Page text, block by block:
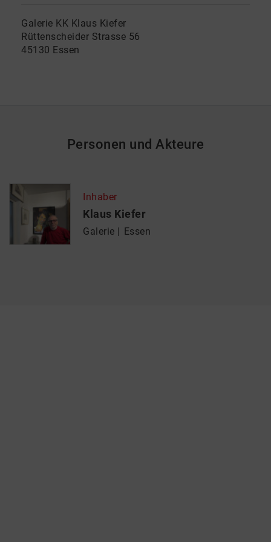
Galerie KK Klaus Kiefer
Rüttenscheider Strasse 56
45130 Essen
Personen und Akteure
Inhaber
Klaus Kiefer
Galerie Essen